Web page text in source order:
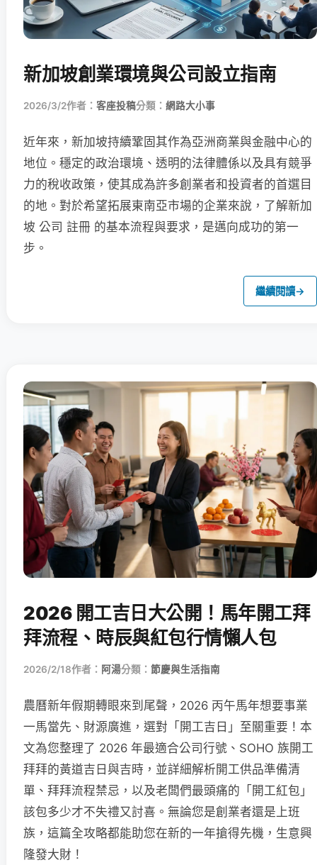
新加坡創業環境與公司設立指南
2026/3/2作者： 客座投稿分類： 網路大小事
近年來，新加坡持續鞏固其作為亞洲商業與金融中心的
地位。穩定的政治環境、透明的法律體係以及具有競爭
力的稅收政策，使其成為許多創業者和投資者的首選目
的地。對於希望拓展東南亞市場的企業來說，了解新加
坡 公司 註冊 的基本流程與要求，是邁向成功的第一
步。
繼續閱讀→
2026 開工吉日大公開！馬年開工拜
拜流程、時辰與紅包行情懶人包
2026/2/18作者： 阿湯分類： 節慶與生活指南
農曆新年假期轉眼來到尾聲，2026 丙午馬年想要事業
一馬當先、財源廣進，選對「開工吉日」至關重要！本
文為您整理了 2026 年最適合公司行號、SOHO 族開工
拜拜的黃道吉日與吉時，並詳細解析開工供品準備清
單、拜拜流程禁忌，以及老闆們最頭痛的「開工紅包」
該包多少才不失禮又討喜。無論您是創業者還是上班
族，這篇全攻略都能助您在新的一年搶得先機，生意興
隆發大財！